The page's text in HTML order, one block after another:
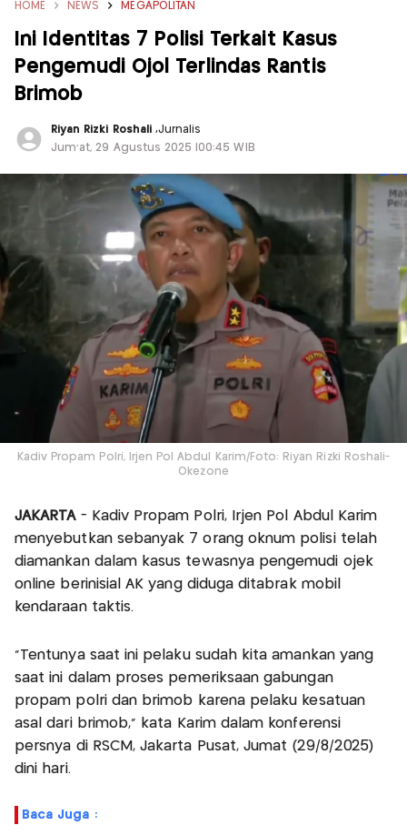
HOME NEWS MEGAPOLITAN
Ini Identitas 7 Polisi Terkait Kasus
Pengemudi Ojol Terlindas Rantis
Brimob
Riyan Rizki Roshali ,Jurnalis
Jum'at, 29 Agustus 2025 |00:45 WIB
Kadiv Propam Polri, Irjen Pol Abdul Karim/Foto: Riyan Rizki Roshali-
Okezone
JAKARTA- Kadiv Propam Polri, Irjen Pol Abdul Karim
menyebutkan sebanyak 7 orang oknum polisi telah
diamankan dalam kasus tewasnya pengemudi ojek
online berinisial AK yang diduga ditabrak mobil
kendaraan taktis.
"Tentunya saat ini pelaku sudah kita amankan yang
saat ini dalam proses pemeriksaan gabungan
propam polri dan brimob karena pelaku kesatuan
asal dari brimob," kata Karim dalam konferensi
persnya di RSCM, Jakarta Pusat, Jumat (29/8/2025)
dini hari.
Baca Juga :